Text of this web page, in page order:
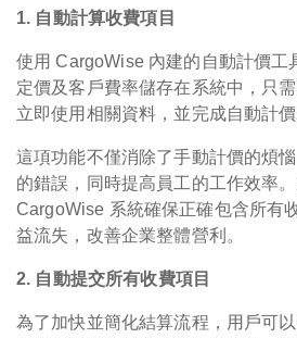
1. 自動計算收費項目
使用 CargoWise 內建的自動計價工
定價及客戶費率儲存在系統中，只
立即使用相關資料，並完成自動計價
這項功能不僅消除了手動計價的煩
的錯誤，同時提高員工的工作效率。
CargoWise 系統確保正確包含所有
益流失，改善企業整體營利。
2. 自動提交所有收費項目
為了加快並簡化結算流程，用戶可